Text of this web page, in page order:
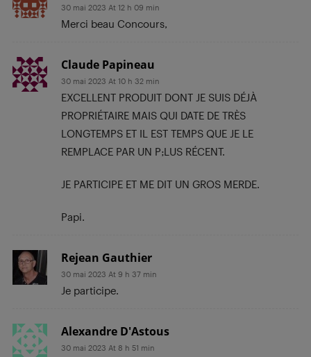
30 mai 2023 At 12 h 09 min
Merci beau Concours,
Claude Papineau
30 mai 2023 At 10 h 32 min
EXCELLENT PRODUIT DONT JE SUIS DÉJÀ
PROPRIÉTAIRE MAIS QUI DATE DE TRÈS
LONGTEMPS ET IL EST TEMPS QUE JE LE
REMPLACE PAR UN P;LUS RÉCENT.
JE PARTICIPE ET ME DIT UN GROS MERDE.
Papi.
Rejean Gauthier
30 mai 2023 At 9 h 37 min
Je participe.
Alexandre D'Astous
30 mai 2023 At 8 h 51 min